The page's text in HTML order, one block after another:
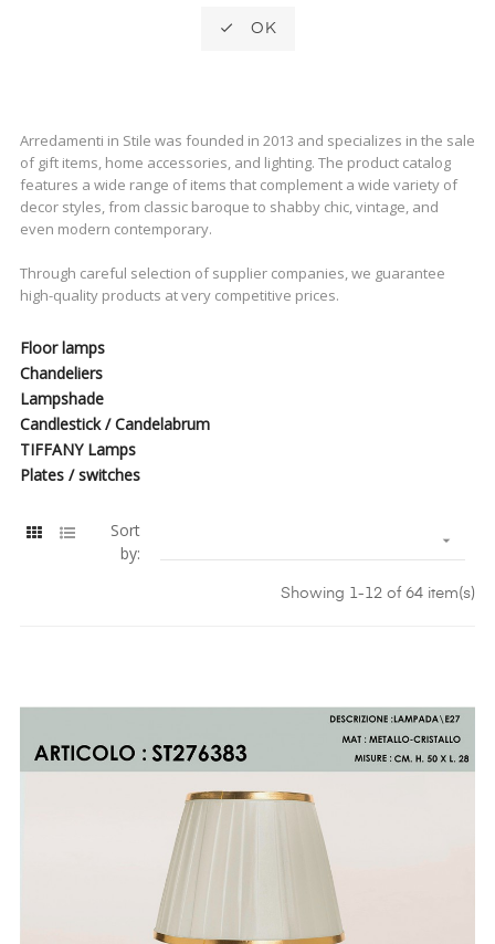
 OK
Arredamenti in Stile was founded in 2013 and specializes in the sale
of gift items, home accessories, and lighting. The product catalog
features a wide range of items that complement a wide variety of
decor styles, from classic baroque to shabby chic, vintage, and
even modern contemporary.
Through careful selection of supplier companies, we guarantee
high-quality products at very competitive prices.
Floor lamps
Chandeliers
Lampshade
Candlestick / Candelabrum
TIFFANY Lamps
Plates / switches
Sort
by:

Showing 1-12 of 64 item(s)